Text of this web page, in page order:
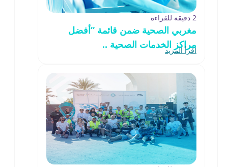
2 دقيقة للقراءة
مغربي الصحية ضمن قائمة “أفضل
مراكز الخدمات الصحية ..
اقرأ المزيد